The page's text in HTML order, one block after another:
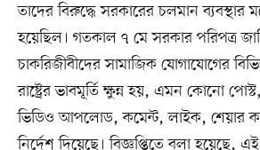
তাদের বিরুদ্ধে সরকারের চলমান ব্যবস্থার
হয়েছিল। গতকাল ৭ মে সরকার পরিপত্র
চাকরিজীবীদের সামাজিক যোগাযোগের
রাষ্ট্রের ভাবমূর্তি ক্ষুন্ন হয়, এমন কোনো
ভিডিও আপলোড, কমেন্ট, লাইক, শেয়ার
নির্দেশ দিয়েছে। বিজ্ঞপ্তিতে বলা